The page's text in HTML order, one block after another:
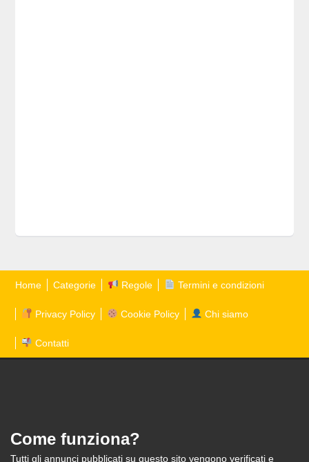
Home Categorie Regole Termini e condizioni
Privacy Policy Cookie Policy Chi siamo
Contatti
Come funziona?
Tutti gli annunci pubblicati su questo sito vengono verificati e